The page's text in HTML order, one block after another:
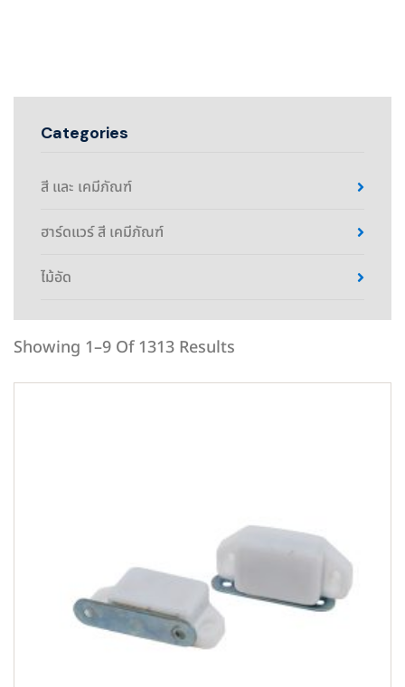
Categories
สี และ เคมีภัณฑ์
ฮาร์ดแวร์ สี เคมีภัณฑ์
ไม้อัด
Showing 1–9 Of 1313 Results